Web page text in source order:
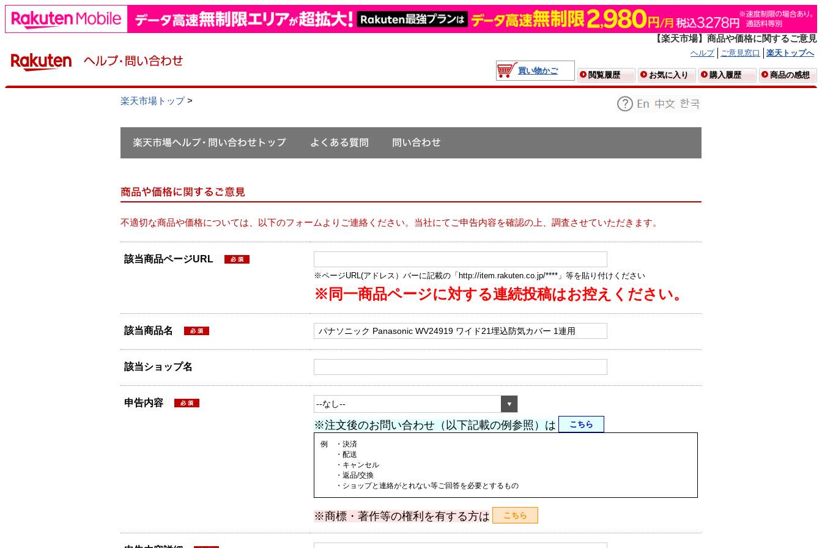
【楽天市場】商品や価格に関するご意見
ヘルプ ご意見窓口
楽天トップへ
買い物かご
閲覧履歴 お気に入り 購入履歴 商品の感想
楽天市場トップ>
不適切な商品や価格については、以下のフォームよりご連絡ください。当社にてご申告内容を確認の上、調査させていただきます。
該当商品ページURL
※ページURL(アドレス）バーに記載の「http://item.rakuten.co.jp/****」等を貼り付けください
※同一商品ページに対する連続投稿はお控えください。
該当商品名
該当ショップ名
申告内容
※注文後のお問い合わせ（以下記載の例参照）は こちら
例 ・決済
・配送
・キャンセル
・返品/交換
・ショップと連絡がとれない等ご回答を必要とするもの
※商標・著作等の権利を有する方は こちら